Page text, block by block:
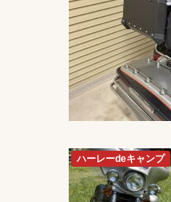
ハーレーdeキャンプ